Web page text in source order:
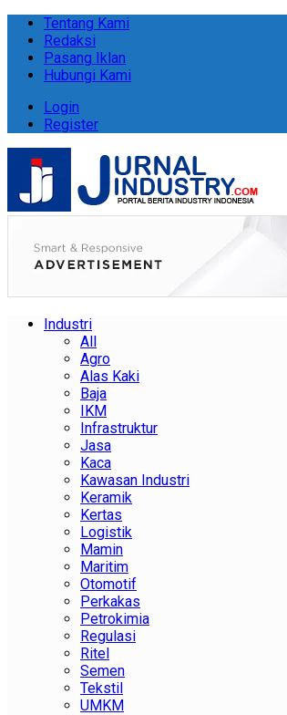
Tentang Kami
Redaksi
Pasang Iklan
Hubungi Kami
Login
Register
Industri
All
Agro
Alas Kaki
Baja
IKM
Infrastruktur
Jasa
Kaca
Kawasan Industri
Keramik
Kertas
Logistik
Mamin
Maritim
Otomotif
Perkakas
Petrokimia
Regulasi
Ritel
Semen
Tekstil
UMKM